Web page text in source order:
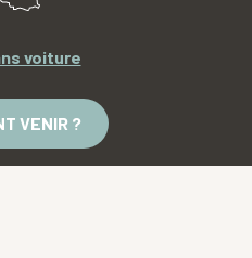
voiture
VENIR ?